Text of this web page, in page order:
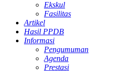
Ekskul
Fasilitas
Artikel
Hasil PPDB
Informasi
Pengumuman
Agenda
Prestasi